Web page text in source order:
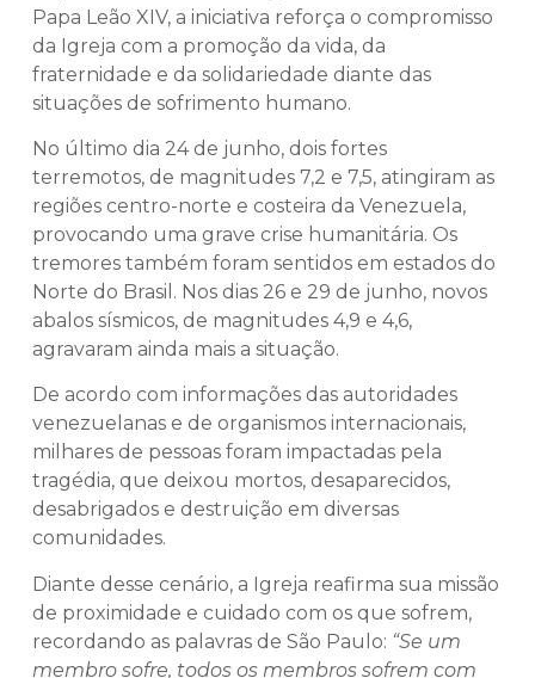
Papa Leão XIV, a iniciativa reforça o compromisso
da Igreja com a promoção da vida, da
fraternidade e da solidariedade diante das
situações de sofrimento humano.
No último dia 24 de junho, dois fortes
terremotos, de magnitudes 7,2 e 7,5, atingiram as
regiões centro-norte e costeira da Venezuela,
provocando uma grave crise humanitária. Os
tremores também foram sentidos em estados do
Norte do Brasil. Nos dias 26 e 29 de junho, novos
abalos sísmicos, de magnitudes 4,9 e 4,6,
agravaram ainda mais a situação.
De acordo com informações das autoridades
venezuelanas e de organismos internacionais,
milhares de pessoas foram impactadas pela
tragédia, que deixou mortos, desaparecidos,
desabrigados e destruição em diversas
comunidades.
Diante desse cenário, a Igreja reafirma sua missão
de proximidade e cuidado com os que sofrem,
recordando as palavras de São Paulo: “Se um
membro sofre, todos os membros sofrem com